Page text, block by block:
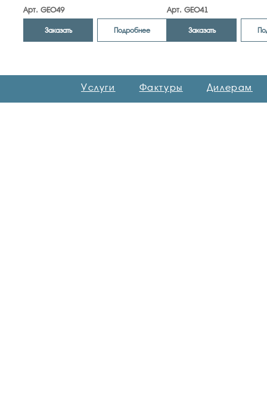
Арт. GEO49
Заказать Подробнее
Арт. GEO41
Заказать
Услуги Фактуры Дилерам